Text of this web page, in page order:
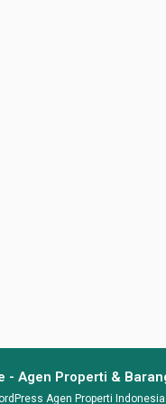
- Agen Properti &
Agen Properti Indonesia